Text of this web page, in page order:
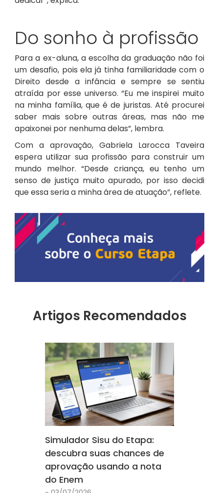
Do sonho à profissão
Para a ex-aluna, a escolha da graduação não foi
um desafio, pois ela já tinha familiaridade com o
Direito desde a infância e sempre se sentiu
atraída por esse universo. “Eu me inspirei muito
na minha família, que é de juristas. Até procurei
saber mais sobre outras áreas, mas não me
apaixonei por nenhuma delas”, lembra.
Com a aprovação, Gabriela Larocca Taveira
espera utilizar sua profissão para construir um
mundo melhor. “Desde criança, eu tenho um
senso de justiça muito apurado, por isso decidi
que essa seria a minha área de atuação”, reflete.
Artigos Recomendados
Simulador Sisu do Etapa:
descubra suas chances de
aprovação usando a nota
do Enem